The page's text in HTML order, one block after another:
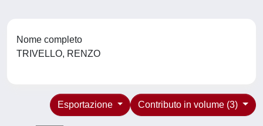
Nome completo
TRIVELLO, RENZO
Contributo in volume (3)
Esportazione